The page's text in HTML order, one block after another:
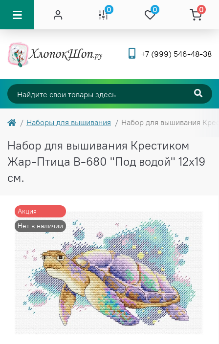
0 0 0
+7 (999) 546-48-38
Наборы для вышивания Набор для вышивания
Набор для вышивания Крестиком
Жар-Птица В-680 "Под водой" 12х19
см.
Акция
Нет в наличии